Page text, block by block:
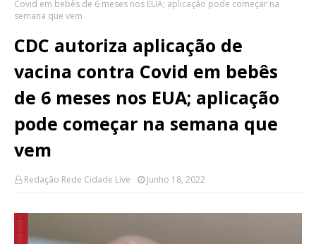
Covid em bebês de 6 meses nos EUA; aplicação pode começar na
semana que vem
CDC autoriza aplicação de
vacina contra Covid em bebês
de 6 meses nos EUA; aplicação
pode começar na semana que
vem
Redação Rede Cidade Live Junho 18, 2022